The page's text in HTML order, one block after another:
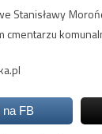
Stanisławy
cmentarzu
na FB